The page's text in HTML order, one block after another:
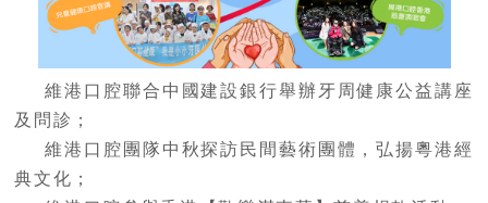
維港口腔聯合中國建設銀行舉辦牙周健康公益講座
及問診；
維港口腔團隊中秋探訪民間藝術團體，弘揚粵港經
典文化；